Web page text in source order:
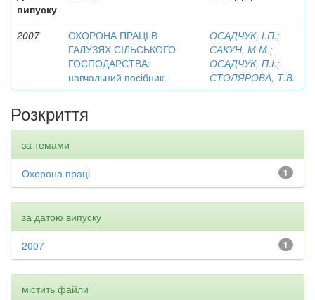
випуску
2007
ОХОРОНА ПРАЦІ В
ГАЛУЗЯХ СІЛЬСЬКОГО
ГОСПОДАРСТВА:
навчальний посібник
ОСАДЧУК, І.П.;
САКУН, М.М.;
ОСАДЧУК, П.І.;
СТОЛЯРОВА, Т.В.
Розкриття
за темами
1
Охорона праці
за датою випуску
1
2007
містить файли